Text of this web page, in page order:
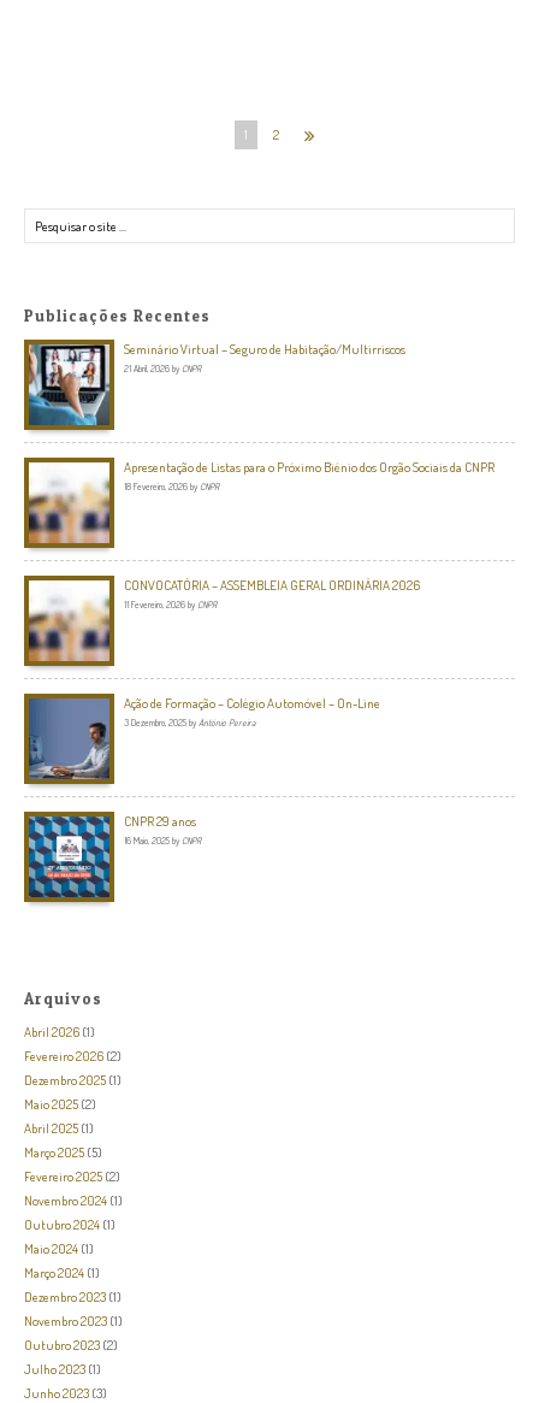
1 2
Publicações Recentes
Seminário Virtual – Seguro de Habitação/Multirriscos
21 Abril, 2026 by CNPR
Apresentação de Listas para o Próximo Biénio dos Orgão Sociais da CNPR
18 Fevereiro, 2026 by CNPR
CONVOCATÓRIA – ASSEMBLEIA GERAL ORDINÁRIA 2026
11 Fevereiro, 2026 by CNPR
Ação de Formação – Colégio Automóvel – On-Line
3 Dezembro, 2025 by António Pereira
CNPR 29 anos
16 Maio, 2025 by CNPR
Arquivos
Abril 2026 (1)
Fevereiro 2026 (2)
Dezembro 2025 (1)
Maio 2025 (2)
Abril 2025 (1)
Março 2025 (5)
Fevereiro 2025 (2)
Novembro 2024 (1)
Outubro 2024 (1)
Maio 2024 (1)
Março 2024 (1)
Dezembro 2023 (1)
Novembro 2023 (1)
Outubro 2023 (2)
Julho 2023 (1)
Junho 2023 (3)